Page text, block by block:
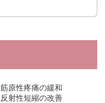
原性疼痛の緩和
射性短縮の改善